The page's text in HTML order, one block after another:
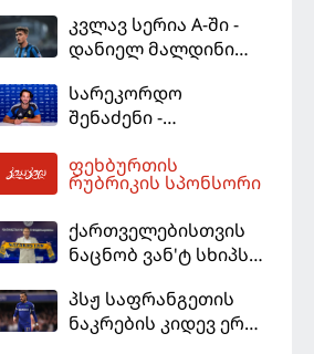
განაგრძობს
კვლავ სერია A-ში -
დანიელ მალდინი
ღირსებას დაიცავს
სარეკორდო
შენაძენი -
ლიგის მორიგ გუნდში
გადავიდა
ფეხბურთის
რუბრიკის სპონსორი
ქართველებისთვის
ნაცნობ ვან'ტ სხიპს
ჩააბარეს
პსჟ საფრანგეთის
ნაკრების კიდევ ერთი